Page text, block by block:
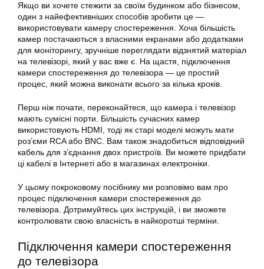
Якщо ви хочете стежити за своїм будинком або бізнесом,
один з найефективніших способів зробити це —
використовувати камеру спостереження. Хоча більшість
камер постачаються з власними екранами або додатками
для моніторингу, зручніше переглядати відзнятий матеріал
на телевізорі, який у вас вже є. На щастя, підключення
камери спостереження до телевізора — це простий
процес, який можна виконати всього за кілька кроків.
Перш ніж почати, переконайтеся, що камера і телевізор
мають сумісні порти. Більшість сучасних камер
використовують HDMI, тоді як старі моделі можуть мати
роз’єми RCA або BNC. Вам також знадобиться відповідний
кабель для з’єднання двох пристроїв. Ви можете придбати
ці кабелі в Інтернеті або в магазинах електроніки.
У цьому покроковому посібнику ми розповімо вам про
процес підключення камери спостереження до
телевізора. Дотримуйтесь цих інструкцій, і ви зможете
контролювати свою власність в найкоротші терміни.
Підключення камери спостереження
до телевізора